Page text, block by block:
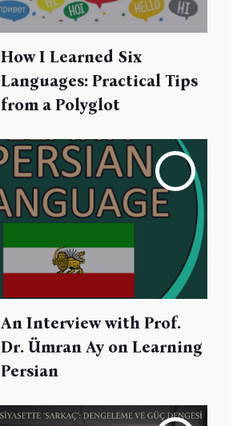
How I Learned Six
Languages: Practical Tips
from a Polyglot
An Interview with Prof.
Dr. Ümran Ay on Learning
Persian